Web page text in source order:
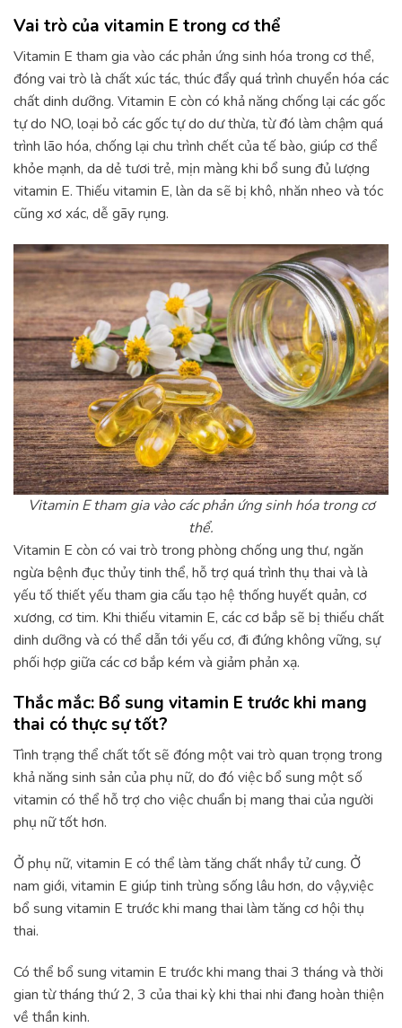
Vai trò của vitamin E trong cơ thể
Vitamin E tham gia vào các phản ứng sinh hóa trong cơ thể,
đóng vai trò là chất xúc tác, thúc đẩy quá trình chuyển hóa các
chất dinh dưỡng. Vitamin E còn có khả năng chống lại các gốc
tự do NO, loại bỏ các gốc tự do dư thừa, từ đó làm chậm quá
trình lão hóa, chống lại chu trình chết của tế bào, giúp cơ thể
khỏe mạnh, da dẻ tươi trẻ, mịn màng khi bổ sung đủ lượng
vitamin E. Thiếu vitamin E, làn da sẽ bị khô, nhăn nheo và tóc
cũng xơ xác, dễ gãy rụng.
Vitamin E tham gia vào các phản ứng sinh hóa trong cơ
thể.
Vitamin E còn có vai trò trong phòng chống ung thư, ngăn
ngừa bệnh đục thủy tinh thể, hỗ trợ quá trình thụ thai và là
yếu tố thiết yếu tham gia cấu tạo hệ thống huyết quản, cơ
xương, cơ tim. Khi thiếu vitamin E, các cơ bắp sẽ bị thiếu chất
dinh dưỡng và có thể dẫn tới yếu cơ, đi đứng không vững, sự
phối hợp giữa các cơ bắp kém và giảm phản xạ.
Thắc mắc: Bổ sung vitamin E trước khi mang
thai có thực sự tốt?
Tình trạng thể chất tốt sẽ đóng một vai trò quan trọng trong
khả năng sinh sản của phụ nữ, do đó việc bổ sung một số
vitamin có thể hỗ trợ cho việc chuẩn bị mang thai của người
phụ nữ tốt hơn.
Ở phụ nữ, vitamin E có thể làm tăng chất nhầy tử cung. Ở
nam giới, vitamin E giúp tinh trùng sống lâu hơn, do vậy,việc
bổ sung vitamin E trước khi mang thai làm tăng cơ hội thụ
thai.
Có thể bổ sung vitamin E trước khi mang thai 3 tháng và thời
gian từ tháng thứ 2, 3 của thai kỳ khi thai nhi đang hoàn thiện
về thần kinh.